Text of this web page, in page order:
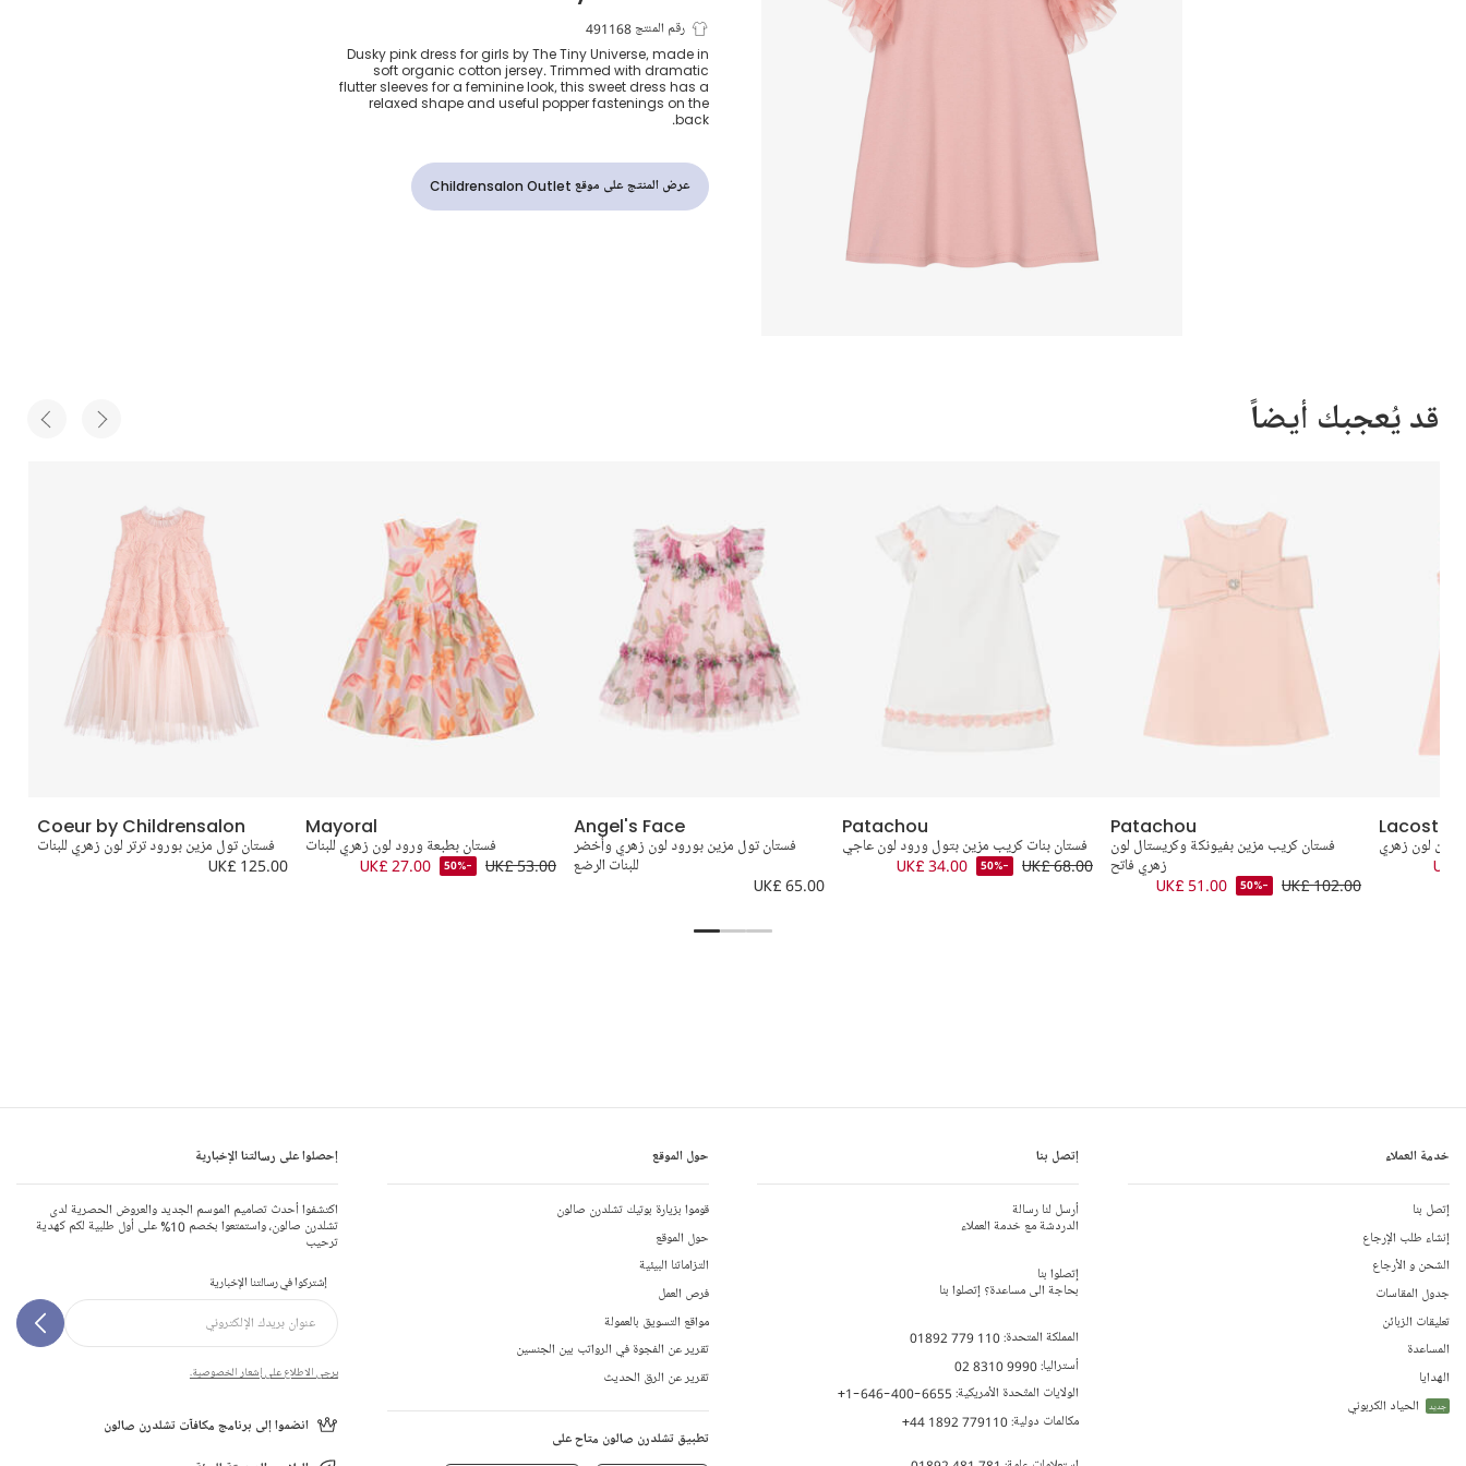
فستان قطن عضوي
وتول كشكش لون زهري
رقم المنتج 491168
Dusky pink dress for girls by The Tiny Universe, made in
soft organic cotton jersey. Trimmed with dramatic
flutter sleeves for a feminine look, this sweet dress has a
relaxed shape and useful popper fastenings on the
back.
عرض المنتج على موقع Childrensalon Outlet
قد يُعجبك أيضاً
Coeur by Childrensalon
فستان تول مزين بورود ترتر لون زهري للبنات
UK£ 125.00
Mayoral
فستان بطبعة ورود لون زهري للبنات
UK£ 53.00
-50%
UK£ 27.00
Angel's Face
فستان تول مزين بورود لون زهري وأخضر
للبنات الرضع
UK£ 65.00
Patachou
فستان بنات كريب مزين بتول ورود لون عاجي
UK£ 68.00
-50%
UK£ 34.00
Patachou
فستان كريب مزين بفيونكة وكريستال لون
زهري فاتح
UK£ 102.00
-50%
UK£ 51.00
Lacoste
قطن لون زهري
خدمة العملاء
إتصل بنا
إنشاء طلب الإرجاع
الشحن و الأرجاع
جدول المقاسات
تعليقات الزبائن
المساعدة
الهدايا
جديد الحياد الكربوني
إتصل بنا
أرسل لنا رسالة
الدردشة مع خدمة العملاء
إتصلوا بنا
بحاجة الى مساعدة؟ إتصلوا بنا
المملكة المتحدة:01892 779 110
أستراليا:02 8310 9990
الولايات المتّحدة الأمريكية: +1-646-400-6655
مكالمات دولية:+44 1892 779110
حول الموقع
قوموا بزيارة بوتيك تشلدرن صالون
حول الموقع
التزاماتنا البيئية
فرص العمل
مواقع التسويق بالعمولة
تقرير عن الفجوة في الرواتب بين الجنسين
تقرير عن الرق الحديث
تطبيق تشلدرن صالون متاح على
إحصلوا على رسالتنا الإخبارية
اكتشفوا أحدث تصاميم الموسم الجديد والعروض الحصرية لدى
تشلدرن صالون، واستمتعوا بخصم 10% على أول طلبية لكم كهدية
ترحيب
إشتركوا في رسالتنا الإخبارية
يرجى الاطلاع على إشعار الخصوصية.
انضموا إلى برنامج مكافآت تشلدرن صالون